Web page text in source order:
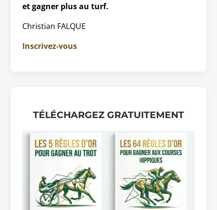
et gagner plus au turf.
Christian FALQUE
Inscrivez-vous
TÉLÉCHARGEZ GRATUITEMENT